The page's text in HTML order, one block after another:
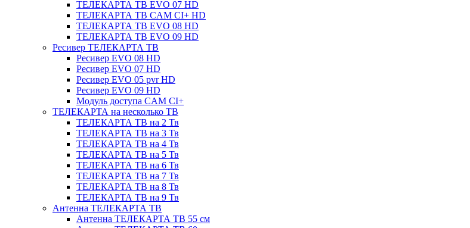
ТЕЛЕКАРТА ТВ EVO 07 HD
ТЕЛЕКАРТА ТВ CAM CI+ HD
ТЕЛЕКАРТА ТВ EVO 08 HD
ТЕЛЕКАРТА ТВ EVO 09 HD
Ресивер ТЕЛЕКАРТА ТВ
Ресивер EVO 08 HD
Ресивер EVO 07 HD
Ресивер EVO 05 pvr HD
Ресивер EVO 09 HD
Модуль доступа CAM CI+
ТЕЛЕКАРТА на несколько ТВ
ТЕЛЕКАРТА ТВ на 2 Тв
ТЕЛЕКАРТА ТВ на 3 Тв
ТЕЛЕКАРТА ТВ на 4 Тв
ТЕЛЕКАРТА ТВ на 5 Тв
ТЕЛЕКАРТА ТВ на 6 Тв
ТЕЛЕКАРТА ТВ на 7 Тв
ТЕЛЕКАРТА ТВ на 8 Тв
ТЕЛЕКАРТА ТВ на 9 Тв
Антенна ТЕЛЕКАРТА ТВ
Антенна ТЕЛЕКАРТА ТВ 55 см